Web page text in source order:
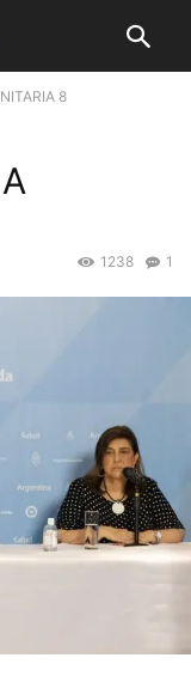
8
1
1238